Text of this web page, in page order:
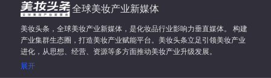
全球美妆产业新媒体
美妆头条，全球美妆产业新媒体，是化妆品行业影响力垂直媒体。 构建
产业集群生态圈，打造美妆产业赋能平台。美妆头条立足引领美妆产业
进化，从思想、经营、资源等多方面推动美妆产业升级发展。
展开